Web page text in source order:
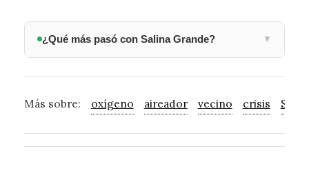
¿Qué más pasó con Salina Grande? ▼
Más sobre: oxígeno aireador vecino crisis